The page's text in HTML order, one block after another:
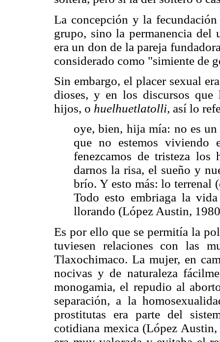
La concepción y la
grupo, sino la permanencia del
era un don de la pareja
considerado como "simiente de
Sin embargo, el placer sexual
dioses, y en los discursos que
hijos, o huelhuetlatolli, así lo
oye, bien, hija mía: no es
que no estemos viviendo
fenezcamos de tristeza los
darnos la risa, el sueño y
brío. Y esto más: lo terrenal
Todo esto embriaga la
llorando (López Austin,
Es por ello que se permitía la
tuviesen relaciones con las
Tlaxochimaco. La mujer, en
nocivas y de naturaleza
monogamia, el repudio al
separación, a la
prostitutas era parte del
cotidiana mexica (López